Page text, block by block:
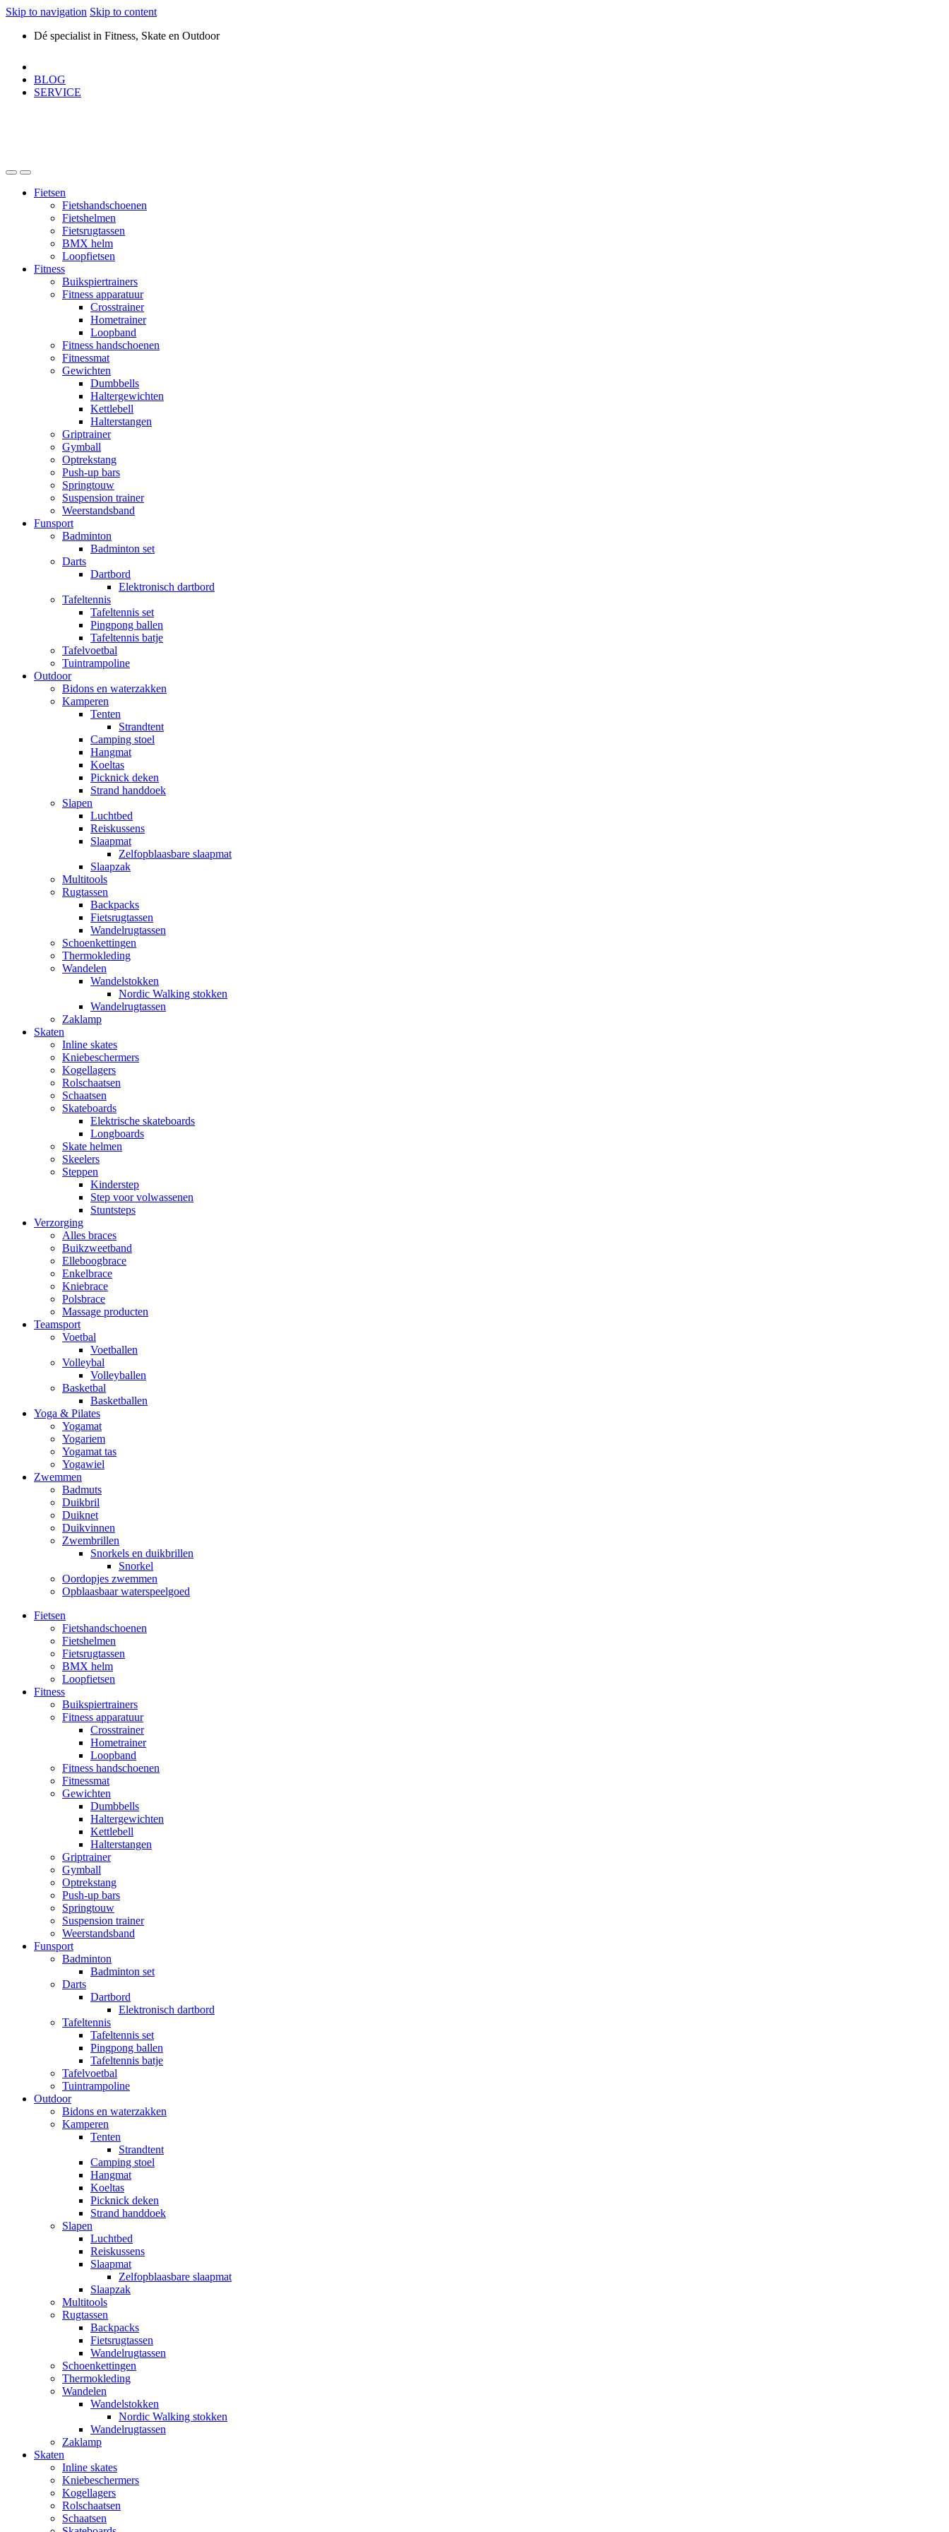
Skip to navigation Skip to content
Dé specialist in Fitness, Skate en Outdoor
BLOG
SERVICE
Fietsen
Fietshandschoenen
Fietshelmen
Fietsrugtassen
BMX helm
Loopfietsen
Fitness
Buikspiertrainers
Fitness apparatuur
Crosstrainer
Hometrainer
Loopband
Fitness handschoenen
Fitnessmat
Gewichten
Dumbbells
Haltergewichten
Kettlebell
Halterstangen
Griptrainer
Gymball
Optrekstang
Push-up bars
Springtouw
Suspension trainer
Weerstandsband
Funsport
Badminton
Badminton set
Darts
Dartbord
Elektronisch dartbord
Tafeltennis
Tafeltennis set
Pingpong ballen
Tafeltennis batje
Tafelvoetbal
Tuintrampoline
Outdoor
Bidons en waterzakken
Kamperen
Tenten
Strandtent
Camping stoel
Hangmat
Koeltas
Picknick deken
Strand handdoek
Slapen
Luchtbed
Reiskussens
Slaapmat
Zelfopblaasbare slaapmat
Slaapzak
Multitools
Rugtassen
Backpacks
Fietsrugtassen
Wandelrugtassen
Schoenkettingen
Thermokleding
Wandelen
Wandelstokken
Nordic Walking stokken
Wandelrugtassen
Zaklamp
Skaten
Inline skates
Kniebeschermers
Kogellagers
Rolschaatsen
Schaatsen
Skateboards
Elektrische skateboards
Longboards
Skate helmen
Skeelers
Steppen
Kinderstep
Step voor volwassenen
Stuntsteps
Verzorging
Alles braces
Buikzweetband
Elleboogbrace
Enkelbrace
Kniebrace
Polsbrace
Massage producten
Teamsport
Voetbal
Voetballen
Volleybal
Volleyballen
Basketbal
Basketballen
Yoga & Pilates
Yogamat
Yogariem
Yogamat tas
Yogawiel
Zwemmen
Badmuts
Duikbril
Duiknet
Duikvinnen
Zwembrillen
Snorkels en duikbrillen
Snorkel
Oordopjes zwemmen
Opblaasbaar waterspeelgoed
Fietsen
Fietshandschoenen
Fietshelmen
Fietsrugtassen
BMX helm
Loopfietsen
Fitness
Buikspiertrainers
Fitness apparatuur
Crosstrainer
Hometrainer
Loopband
Fitness handschoenen
Fitnessmat
Gewichten
Dumbbells
Haltergewichten
Kettlebell
Halterstangen
Griptrainer
Gymball
Optrekstang
Push-up bars
Springtouw
Suspension trainer
Weerstandsband
Funsport
Badminton
Badminton set
Darts
Dartbord
Elektronisch dartbord
Tafeltennis
Tafeltennis set
Pingpong ballen
Tafeltennis batje
Tafelvoetbal
Tuintrampoline
Outdoor
Bidons en waterzakken
Kamperen
Tenten
Strandtent
Camping stoel
Hangmat
Koeltas
Picknick deken
Strand handdoek
Slapen
Luchtbed
Reiskussens
Slaapmat
Zelfopblaasbare slaapmat
Slaapzak
Multitools
Rugtassen
Backpacks
Fietsrugtassen
Wandelrugtassen
Schoenkettingen
Thermokleding
Wandelen
Wandelstokken
Nordic Walking stokken
Wandelrugtassen
Zaklamp
Skaten
Inline skates
Kniebeschermers
Kogellagers
Rolschaatsen
Schaatsen